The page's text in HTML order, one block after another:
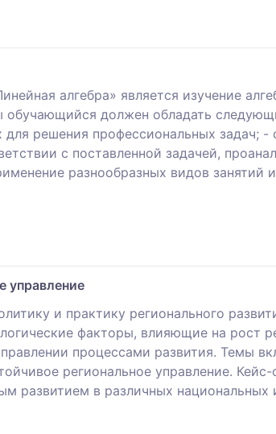
алгебра» является изучение
обучающийся должен обладать
решения профессиональных задач;
с поставленной задачей,
разнообразных видов занятий
управление
и практику регионального
факторы, влияющие на рост
процессами развития. Темы
региональное управление.
развитием в различных